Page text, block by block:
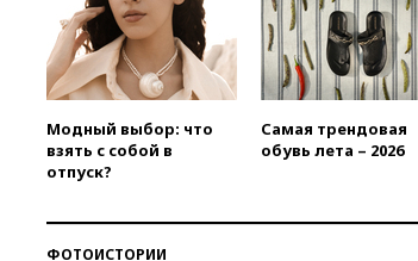
Модный выбор: что
взять с собой в
отпуск?
Самая трендовая
обувь лета – 2026
ФОТОИСТОРИИ